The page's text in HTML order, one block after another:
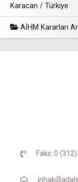
Karacan / Türkiye
AİHM Kararları
Faks: 0